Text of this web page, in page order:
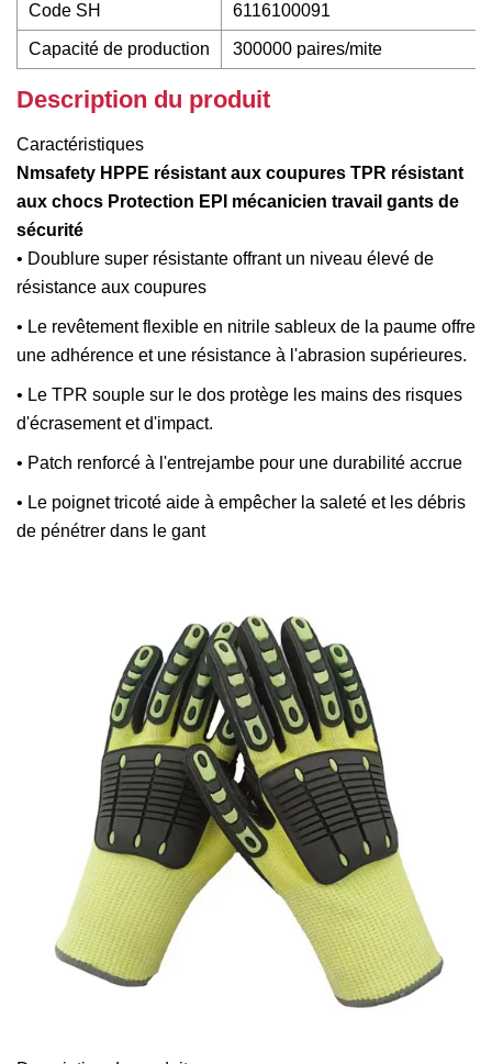
Code SH 6116100091
Capacité de production 300000 paires/mite
Description du produit
Caractéristiques
Nmsafety HPPE résistant aux coupures TPR résistant
aux chocs Protection EPI mécanicien travail gants de
sécurité
• Doublure super résistante offrant un niveau élevé de
résistance aux coupures
• Le revêtement flexible en nitrile sableux de la paume offre
une adhérence et une résistance à l'abrasion supérieures.
• Le TPR souple sur le dos protège les mains des risques
d'écrasement et d'impact.
• Patch renforcé à l'entrejambe pour une durabilité accrue
• Le poignet tricoté aide à empêcher la saleté et les débris
de pénétrer dans le gant